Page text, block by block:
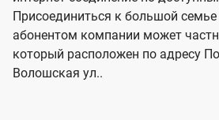
Присоединиться к большой семье
абонентом компании может
который расположен по адресу
Волошская ул..